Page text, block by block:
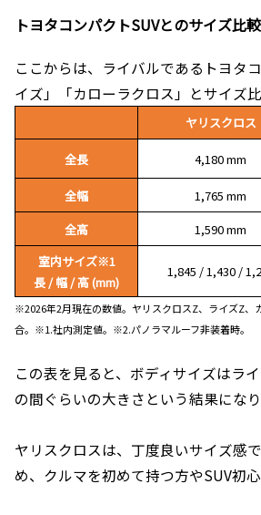
トヨタコンパクトSUVとのサイズ比較
ここからは、ライバルであるトヨタ
イズ」「カローラクロス」とサイズ
ヤリスクロス
全長 4,180 mm
全幅 1,765 mm
全高
1,590 mm
室内サイズ※1
長 / 幅 / 高 (mm)
1,845 / 1,430 /
※2026年2月現在の数値。ヤリスクロスZ、ライズZ、
合。※1.社内測定値。※2.パノラマルーフ非装着時。
この表を見ると、ボディサイズはラ
の間ぐらいの大きさという結果になり
ヤリスクロスは、丁度良いサイズ感
め、クルマを初めて持つ方やSUV初